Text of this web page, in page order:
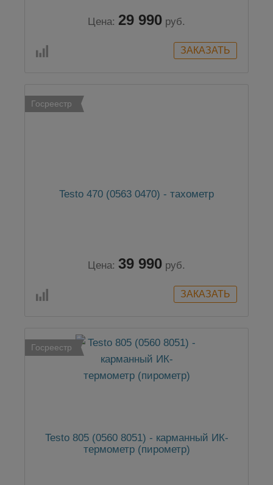
Цена: 29 990 руб.
Госреестр
Testo 470 (0563 0470) - тахометр
Цена: 39 990 руб.
Госреестр
Testo 805 (0560 8051) - карманный ИК-
термометр (пирометр)